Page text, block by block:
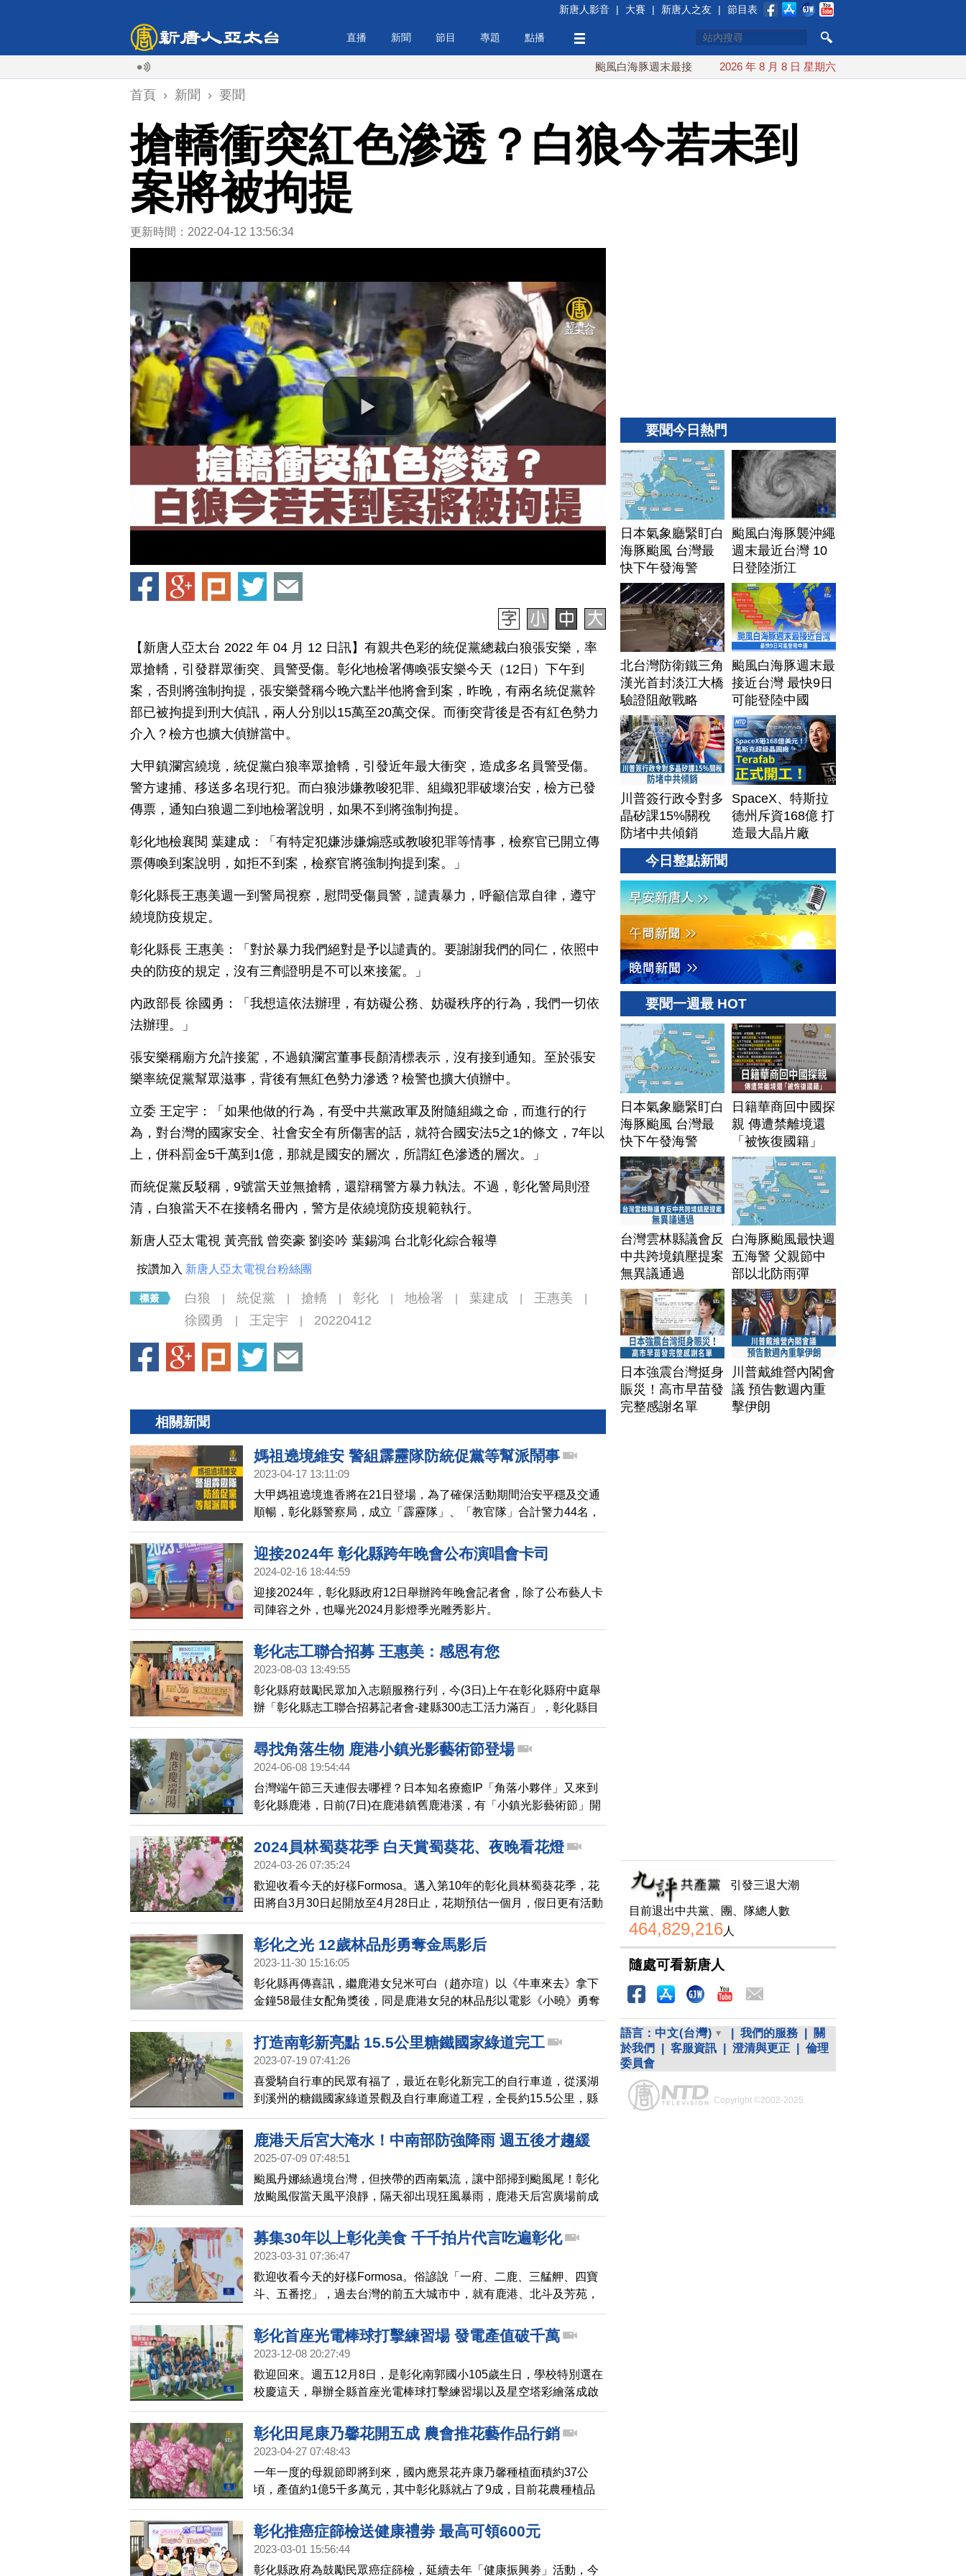
新唐人影音 | 大賽 | 新唐人之友 | 節目表
直播 新聞 節目 專題 點播
颱風白海豚週末最接近台灣 最快9日可能登陸中國 台灣漢光首結合城鎮演習 AIT
2026 年 8 月 8 日 星期六
首頁 › 新聞 › 要聞
搶轎衝突紅色滲透？白狼今若未到
案將被拘提
更新時間：2022-04-12 13:56:34
【新唐人亞太台 2022 年 04 月 12 日訊】有親共色彩的統促黨總裁白狼張安樂，率
眾搶轎，引發群眾衝突、員警受傷。彰化地檢署傳喚張安樂今天（12日）下午到
案，否則將強制拘提，張安樂聲稱今晚六點半他將會到案，昨晚，有兩名統促黨幹
部已被拘提到刑大偵訊，兩人分別以15萬至20萬交保。而衝突背後是否有紅色勢力
介入？檢方也擴大偵辦當中。
大甲鎮瀾宮繞境，統促黨白狼率眾搶轎，引發近年最大衝突，造成多名員警受傷。
警方逮捕、移送多名現行犯。而白狼涉嫌教唆犯罪、組織犯罪破壞治安，檢方已發
傳票，通知白狼週二到地檢署說明，如果不到將強制拘提。
彰化地檢襄閱 葉建成：「有特定犯嫌涉嫌煽惑或教唆犯罪等情事，檢察官已開立傳
票傳喚到案說明，如拒不到案，檢察官將強制拘提到案。」
彰化縣長王惠美週一到警局視察，慰問受傷員警，譴責暴力，呼籲信眾自律，遵守
繞境防疫規定。
彰化縣長 王惠美：「對於暴力我們絕對是予以譴責的。要謝謝我們的同仁，依照中
央的防疫的規定，沒有三劑證明是不可以來接駕。」
內政部長 徐國勇：「我想這依法辦理，有妨礙公務、妨礙秩序的行為，我們一切依
法辦理。」
張安樂稱廟方允許接駕，不過鎮瀾宮董事長顏清標表示，沒有接到通知。至於張安
樂率統促黨幫眾滋事，背後有無紅色勢力滲透？檢警也擴大偵辦中。
立委 王定宇：「如果他做的行為，有受中共黨政軍及附隨組織之命，而進行的行
為，對台灣的國家安全、社會安全有所傷害的話，就符合國安法5之1的條文，7年以
上，併科罰金5千萬到1億，那就是國安的層次，所謂紅色滲透的層次。」
而統促黨反駁稱，9號當天並無搶轎，還辯稱警方暴力執法。不過，彰化警局則澄
清，白狼當天不在接轎名冊內，警方是依繞境防疫規範執行。
新唐人亞太電視 黃亮戩 曾奕豪 劉姿吟 葉錫鴻 台北彰化綜合報導
按讚加入 新唐人亞太電視台粉絲團
白狼 統促黨 搶轎 彰化 地檢署 葉建成 王惠美
徐國勇 王定宇 20220412
相關新聞
媽祖遶境維安 警組霹靂隊防統促黨等幫派鬧事
2023-04-17 13:11:09
大甲媽祖遶境進香將在21日登場，為了確保活動期間治安平穩及交通
順暢，彰化縣警察局，成立「霹靂隊」、「教官隊」合計警力44名，
重點打擊尋釁滋事分子，將更有效地遏阻暴力犯罪行為。
迎接2024年 彰化縣跨年晚會公布演唱會卡司
2024-02-16 18:44:59
迎接2024年，彰化縣政府12日舉辦跨年晚會記者會，除了公布藝人卡
司陣容之外，也曝光2024月影燈季光雕秀影片。
彰化志工聯合招募 王惠美：感恩有您
2023-08-03 13:49:55
彰化縣府鼓勵民眾加入志願服務行列，今(3日)上午在彰化縣府中庭舉
辦「彰化縣志工聯合招募記者會-建縣300志工活力滿百」，彰化縣目
前志工總人數有7萬1,955人，志工隊共計1,372隊，未來希望有更多人
加入。
尋找角落生物 鹿港小鎮光影藝術節登場
2024-06-08 19:54:44
台灣端午節三天連假去哪裡？日本知名療癒IP「角落小夥伴」又來到
彰化縣鹿港，日前(7日)在鹿港鎮舊鹿港溪，有「小鎮光影藝術節」開
燈儀式，邀請民眾來鹿港，找找哪邊有「角落小夥伴」。
2024員林蜀葵花季 白天賞蜀葵花、夜晚看花燈
2024-03-26 07:35:24
歡迎收看今天的好樣Formosa。邁入第10年的彰化員林蜀葵花季，花
田將自3月30日起開放至4月28日止，花期預估一個月，假日更有活動
邀請親子共遊，有哪些特色透過鏡頭一起去看看。
彰化之光 12歲林品彤勇奪金馬影后
2023-11-30 15:16:05
彰化縣再傳喜訊，繼鹿港女兒米可白（趙亦瑄）以《牛車來去》拿下
金鐘58最佳女配角獎後，同是鹿港女兒的林品彤以電影《小曉》勇奪
第60屆金馬獎最佳女主角，成為新科金馬影后，身為林品彤姑婆的彰
化縣長王惠美，在得知喜訊後第一時間即指派駐地秘書前往鹿港老家
張貼紅榜，誇讚她不僅是彰化之光，也是彰化縣所有人的驕傲。
打造南彰新亮點 15.5公里糖鐵國家綠道完工
2023-07-19 07:41:26
喜愛騎自行車的民眾有福了，最近在彰化新完工的自行車道，從溪湖
到溪州的糖鐵國家綠道景觀及自行車廊道工程，全長約15.5公里，縣
府爭取經費，打通明道大學至溪州鄉舊鐵道路段點，長度約1.75公
里，成為自行車騎乘的新景點。
鹿港天后宮大淹水！中南部防強降雨 週五後才趨緩
2025-07-09 07:48:51
颱風丹娜絲過境台灣，但挾帶的西南氣流，讓中部掃到颱風尾！彰化
放颱風假當天風平浪靜，隔天卻出現狂風暴雨，鹿港天后宮廣場前成
了小水池，氣象署提醒，接下來幾天，中南部地區仍需嚴防大雨，週
五以後，雨勢才會稍微趨緩。
募集30年以上彰化美食 千千拍片代言吃遍彰化
2023-03-31 07:36:47
歡迎收看今天的好樣Formosa。俗諺說「一府、二鹿、三艋舺、四寶
斗、五番挖」，過去台灣的前五大城市中，就有鹿港、北斗及芳苑，
都在彰化，彰化歷史悠久，孕育出許多知名老店，也有很多美食、美
景，這次，彰化縣政府藉由建縣300年活動，邀請百萬網紅千千代言
美食，要找出彰化道地的好滋味。
彰化首座光電棒球打擊練習場 發電產值破千萬
2023-12-08 20:27:49
歡迎回來。週五12月8日，是彰化南郭國小105歲生日，學校特別選在
校慶這天，舉辦全縣首座光電棒球打擊練習場以及星空塔彩繪落成啟
用典禮，可以說是雙喜臨門。
彰化田尾康乃馨花開五成 農會推花藝作品行銷
2023-04-27 07:48:43
一年一度的母親節即將到來，國內應景花卉康乃馨種植面積約37公
頃，產值約1億5千多萬元，其中彰化縣就占了9成，目前花農種植品
種達60多種，花農表示目前開花五成，農會舉辦推廣活動，也有花農
開放花田拍照提升花卉買氣。
彰化推癌症篩檢送健康禮劵 最高可領600元
2023-03-01 15:56:44
彰化縣政府為鼓勵民眾癌症篩檢，延續去年「健康振興劵」活動，今
要聞今日熱門
日本氣象廳緊盯白
海豚颱風 台灣最
快下午發海警
颱風白海豚襲沖繩
週末最近台灣 10
日登陸浙江
北台灣防衛鐵三角
漢光首封淡江大橋
驗證阻敵戰略
颱風白海豚週末最
接近台灣 最快9日
可能登陸中國
川普簽行政令對多
晶矽課15%關稅
防堵中共傾銷
SpaceX、特斯拉
德州斥資168億 打
造最大晶片廠
Terafab
今日整點新聞
要聞一週最 HOT
日本氣象廳緊盯白
海豚颱風 台灣最
快下午發海警
日籍華商回中國探
親 傳遭禁離境還
「被恢復國籍」
台灣雲林縣議會反
中共跨境鎮壓提案
無異議通過
白海豚颱風最快週
五海警 父親節中
部以北防雨彈
日本強震台灣挺身
賑災！高市早苗發
完整感謝名單
川普戴維營內閣會
議 預告數週內重
擊伊朗
引發三退大潮
目前退出中共黨、團、隊總人數
464,829,216人
隨處可看新唐人
語言： 中文(台灣) 我們的服務
關
於我們
客服資訊 澄清與更正
倫理
委員會
Copyright ©2002-2025